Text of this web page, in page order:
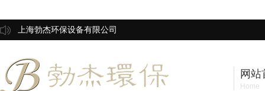
上海勃杰环保设备有限公司
网站
Home